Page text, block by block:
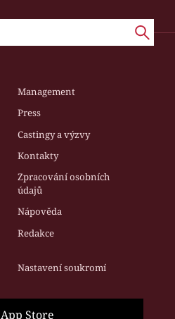
Management
Press
Castingy a výzvy
Kontakty
Zpracování osobních
údajů
Nápověda
Redakce
Nastavení soukromí
App Store